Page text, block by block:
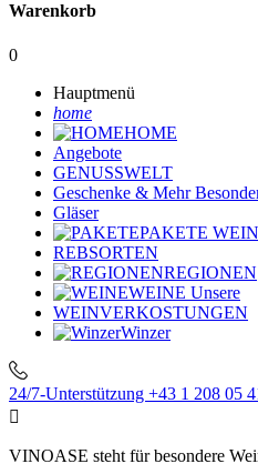
Warenkorb
0
Hauptmenü
home
HOME
Angebote
GENUSSWELT
Geschenke & Mehr
Gläser
PAKETE WEIN
REBSORTEN
REGIONEN
WEINE Unsere
WEINVERKOSTUNGEN
Winzer
24/7-Unterstützung +43 1 208 05

VINOASE steht für besondere